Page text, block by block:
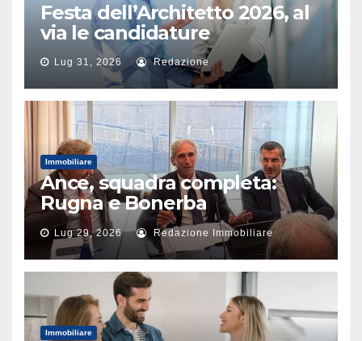
Festa dell’Architetto 2026, al
via le candidature
Lug 31, 2026 Redazione
Immobiliare
Ance, squadra completa:
Rugna e Bonerba
vicepresidenti
Lug 29, 2026 Redazione Immobiliare
Immobiliare